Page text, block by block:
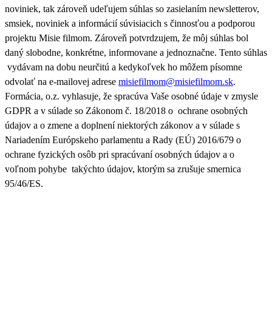
noviniek, tak zároveň udeľujem súhlas so zasielaním newsletterov,
smsiek, noviniek a informácií súvisiacich s činnosťou a podporou
projektu Misie filmom. Zároveň potvrdzujem, že môj súhlas bol
daný slobodne, konkrétne, informovane a jednoznačne. Tento súhlas
vydávam na dobu neurčitú a kedykoľvek ho môžem písomne
odvolať na e-mailovej adrese misiefilmom@misiefilmom.sk.
Formácia, o.z. vyhlasuje, že spracúva Vaše osobné údaje v zmysle
GDPR a v súlade so Zákonom č. 18/2018 o ochrane osobných
údajov a o zmene a doplnení niektorých zákonov a v súlade s
Nariadením Európskeho parlamentu a Rady (EÚ) 2016/679 o
ochrane fyzických osôb pri spracúvaní osobných údajov a o
voľnom pohybe takýchto údajov, ktorým sa zrušuje smernica
95/46/ES.